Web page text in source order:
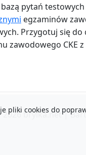
pytań
egzaminów
Przygotuj się
zawodowego CKE
2026 brylka.net |
pliki cookies do